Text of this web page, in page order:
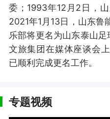
委；1993年12月2日，
2021年1月13日，山东鲁
乐部将更名为山东泰山
文旅集团在媒体座谈会
已顺利完成更名工作。
专题视频